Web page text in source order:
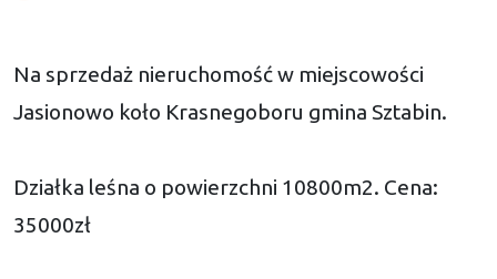
Na sprzedaż nieruchomość w miejscowości
Jasionowo koło Krasnegoboru gmina Sztabin.
Działka leśna o powierzchni 10800m2. Cena:
35000zł